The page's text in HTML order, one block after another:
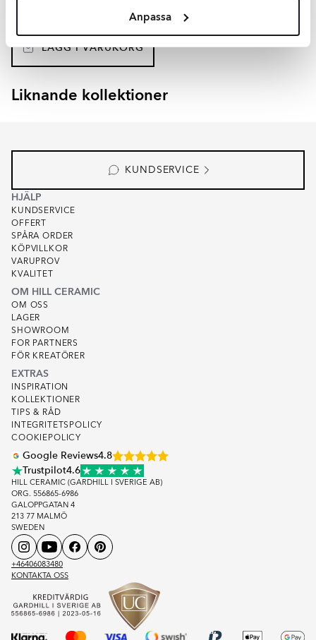
Anpassa
LÄGG I VARUKORG
Liknande kollektioner
SKADI
KUNDSERVICE
HJÄLP
KUNDSERVICE
OFFERT
SPÅRA ORDER
KÖPVILLKOR
VARUPROV
KVALITET
OM HILL CERAMIC
OM OSS
LAGER
SHOWROOM
FOR PARTNERS
FÖR KREATÖRER
EXTRAS
INSPIRATION
KOLLEKTIONER
TIPS & RÅD
INTEGRITETSPOLICY
COOKIEPOLICY
Google Reviews4.8
Trustpilot4.6
HILL CERAMIC (GARDHILL I SVERIGE AB)
ORG. 556865-6986
GALOPPGATAN 4
213 77 MALMÖ
SWEDEN
+46406083480
KONTAKTA OSS